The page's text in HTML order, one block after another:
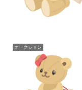
オークション